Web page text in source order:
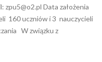
zpu5@o2.pl Data założenia
160 uczniów i 3 nauczycieli
W związku z